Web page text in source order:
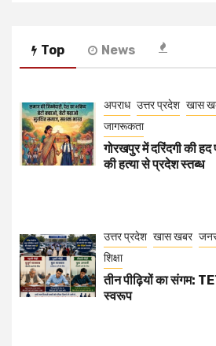
Top News
अपराध उत्तर प्रदेश खास
जागरूकता
गोरखपुर में दरिंदगी की हद
की हत्या से प्रदेश स्तब्ध
उत्तर प्रदेश खास खबर
शिक्षा
तीन पीढ़ियों का संगम:
स्वरूप